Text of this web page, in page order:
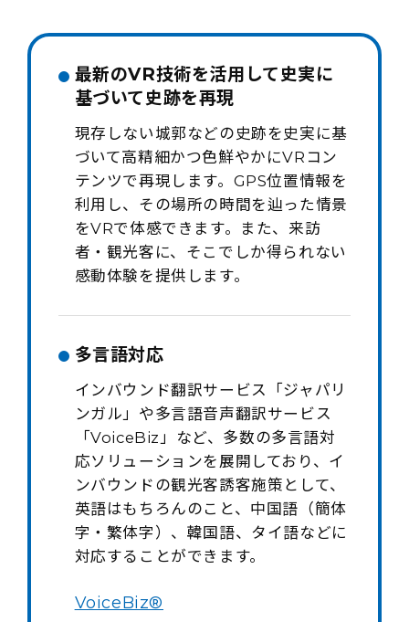
最新のVR技術を活用して史実に
基づいて史跡を再現
現存しない城郭などの史跡を史実に基
づいて高精細かつ色鮮やかにVRコン
テンツで再現します。GPS位置情報を
利用し、その場所の時間を辿った情景
をVRで体感できます。また、来訪
者・観光客に、そこでしか得られない
感動体験を提供します。
多言語対応
インバウンド翻訳サービス「ジャパリ
ンガル」や多言語音声翻訳サービス
「VoiceBiz」など、多数の多言語対
応ソリューションを展開しており、イ
ンバウンドの観光客誘客施策として、
英語はもちろんのこと、中国語（簡体
字・繁体字）、韓国語、タイ語などに
対応することができます。
VoiceBiz®